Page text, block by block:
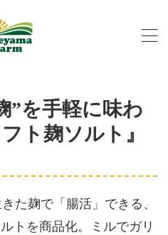
”を手軽に味わ
ト麹ソルト』
麹で「腸活」できる、
トを商品化。ミルでガリ